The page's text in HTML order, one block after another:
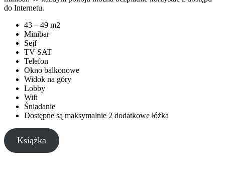
do Internetu.
43 – 49 m2
Minibar
Sejf
TV SAT
Telefon
Okno balkonowe
Widok na góry
Lobby
Wifi
Śniadanie
Dostępne są maksymalnie 2 dodatkowe łóżka
Książka